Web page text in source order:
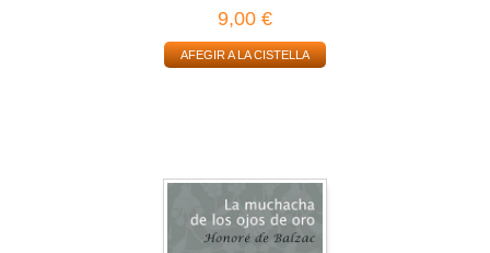
9,00 €
AFEGIR A LA CISTELLA